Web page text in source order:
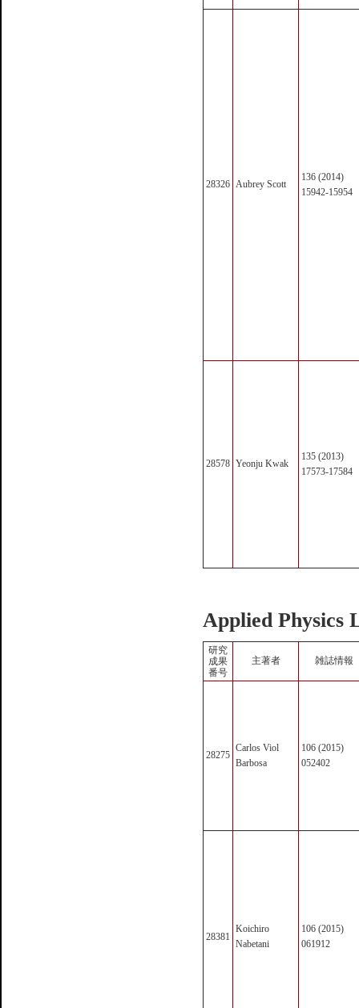
28326 Aubrey Scott
136 (2014)
15942-15954
28578 Yeonju Kwak
135 (2013)
17573-17584
Applied Physics
研究
成果
番号
主著者 雑誌情報
28275
Carlos Viol
Barbosa
106 (2015)
052402
28381
Koichiro
Nabetani
106 (2015)
061912